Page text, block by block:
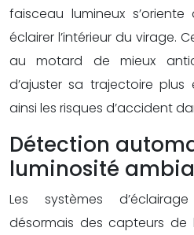
faisceau lumineux
éclairer l’intérieur du virage.
au motard de mieux
d’ajuster sa trajectoire
ainsi les risques d’accident
Détection
luminosité
Les systèmes
désormais des capteurs de